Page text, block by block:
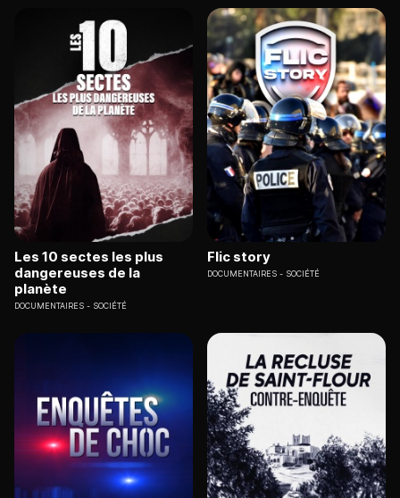
Les 10 sectes les plus
dangereuses de la
planète
DOCUMENTAIRES SOCIÉTÉ
Flic story
DOCUMENTAIRES SOCIÉTÉ